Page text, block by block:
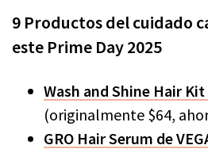
9 Productos del cuidado
este Prime Day 2025
Wash and Shine Hair
(originalmente $64,
GRO Hair Serum de